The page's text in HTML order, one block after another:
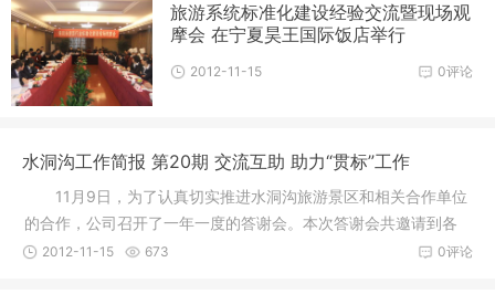
旅游系统标准化建设经验交流暨现场观
摩会 在宁夏昊王国际饭店举行
0评论
2012-11-15
水洞沟工作简报 第20期 交流互助 助力“贯标”工作
11月9日，为了认真切实推进水洞沟旅游景区和相关合作单位
的合作，公司召开了一年一度的答谢会。本次答谢会共邀请到各
级领导
0评论
2012-11-15 673